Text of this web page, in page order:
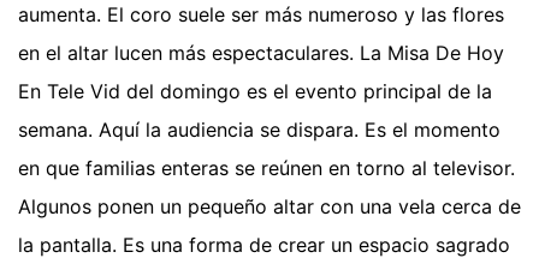
aumenta. El coro suele ser más numeroso y las flores
en el altar lucen más espectaculares. La Misa De Hoy
En Tele Vid del domingo es el evento principal de la
semana. Aquí la audiencia se dispara. Es el momento
en que familias enteras se reúnen en torno al televisor.
Algunos ponen un pequeño altar con una vela cerca de
la pantalla. Es una forma de crear un espacio sagrado